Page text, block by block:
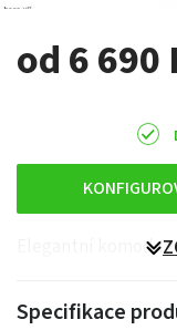
od 6 690
Elegantní komoda
Specifikace